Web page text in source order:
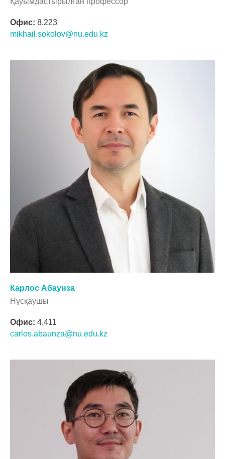
Офис: 8.223
mikhail.sokolov@nu.edu.kz
Карлос Абаунза
Нұсқаушы
Офис: 4.411
carlos.abaunza@nu.edu.kz